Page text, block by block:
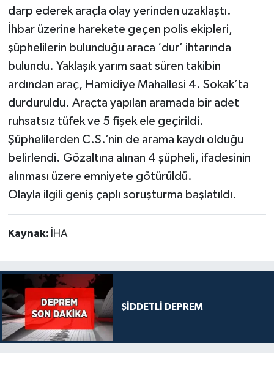
darp ederek araçla olay yerinden uzaklaştı.
İhbar üzerine harekete geçen polis ekipleri,
şüphelilerin bulunduğu araca ‘dur’ ihtarında
bulundu. Yaklaşık yarım saat süren takibin
ardından araç, Hamidiye Mahallesi 4. Sokak’ta
durduruldu. Araçta yapılan aramada bir adet
ruhsatsız tüfek ve 5 fişek ele geçirildi.
Şüphelilerden C.S.’nin de arama kaydı olduğu
belirlendi. Gözaltına alınan 4 şüpheli, ifadesinin
alınması üzere emniyete götürüldü.
Olayla ilgili geniş çaplı soruşturma başlatıldı.
Kaynak: İHA
ŞİDDETLİ DEPREM